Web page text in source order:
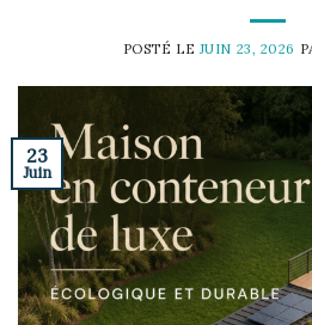
POSTÉ LE JUIN 23, 2026
23
Juin